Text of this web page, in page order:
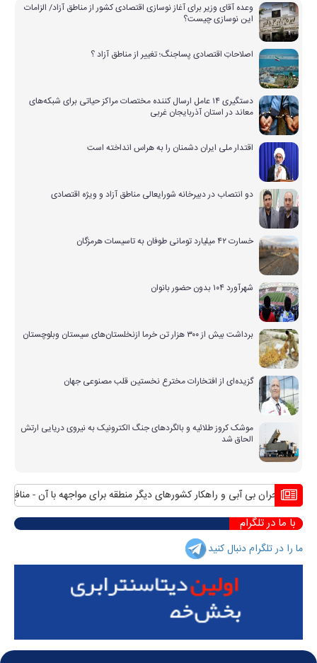
وعده آقای وزیر برای آغاز نوسازی اقتصادی کشور از مناطق آزاد/ الزامات
این نوسازی چیست؟
اصلاحاتِ اقتصادی پساجنگ؛ تغییر از مناطق آزاد ؟
دستگیری ۱۴ عامل ارسال کننده مختصات مراکز حیاتی برای شبکه‌های
معاند در استان آذربایجان غربی
اقتدار ملی ایران دشمنان را به هراس انداخته است
دو انتصاب در دبیرخانه شورایعالی مناطق آزاد و ویژه اقتصادی
خسارت ۴۲ میلیارد تومانی طوفان به تاسیسات هرمزگان
شهرآورد ۱۰۴ بدون حضور بانوان
برداشت بیش از ۳۰۰ هزار تن خرما ازنخلستان‌های سیستان وبلوچستان
گزیده‌ای از افتخارات مخترع نخستین قلب مصنوعی جهان
موشک کروز طلائیه و بالگردهای جنگ الکترونیک به نیروی دریایی ارتش
الحاق شد
بحران بی آبی و راهکار کشورهای دیگر منطقه برای مواجهه با آن منافع
با ما در تلگرام
ما را در تلگرام دنبال کنید